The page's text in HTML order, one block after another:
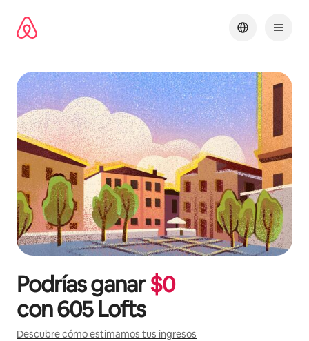
contenido
Podrías ganar$0
con605 Lofts
Descubre cómo estimamos tus ingresos